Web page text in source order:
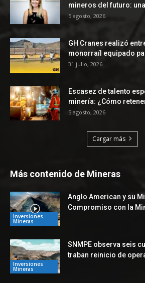
mineros del futuro:
5 agosto, 2026
GH Cranes realizó
monorraíl equipado
31 julio, 2026
Escasez de talento
minería: ¿Cómo
5 agosto, 2026
Cargar más
Más contenido de Mineras
Inversiones
Mineras
Anglo American y su
Compromiso con la
Inversiones
Mineras
SNMPE observa seis
traban reinicio de